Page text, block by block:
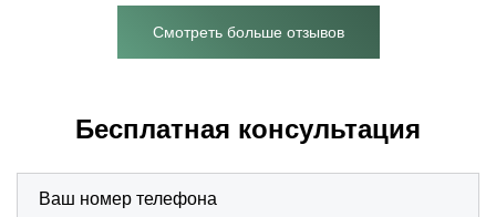
Смотреть больше отзывов
Бесплатная консультация